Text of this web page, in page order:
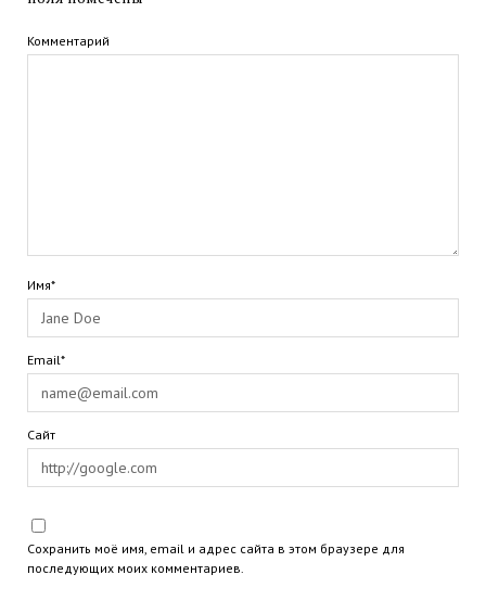
Комментарий
Имя*
Email*
Сайт
Сохранить моё имя, email и адрес сайта в этом браузере для
последующих моих комментариев.